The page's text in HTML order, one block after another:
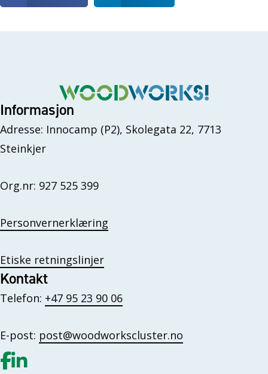
Informasjon
Adresse: Innocamp (P2), Skolegata 22, 7713
Steinkjer
Org.nr: 927 525 399
Personvernerklæring
Etiske retningslinjer
Kontakt
Telefon: +47 95 23 90 06
E-post: post@woodworkscluster.no
Gå til vår Facebook
Gå til vår LinkedIn